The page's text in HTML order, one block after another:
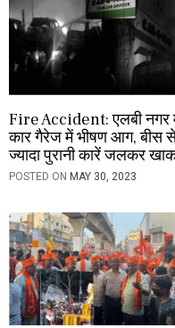
Fire Accident: एलबी नगर
कार गैरेज में भीषण आग, बीस
ज्यादा पुरानी कारें जलकर
POSTED ON MAY 30, 2023